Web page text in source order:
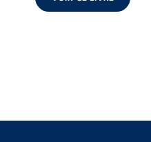
d’existence pour ...